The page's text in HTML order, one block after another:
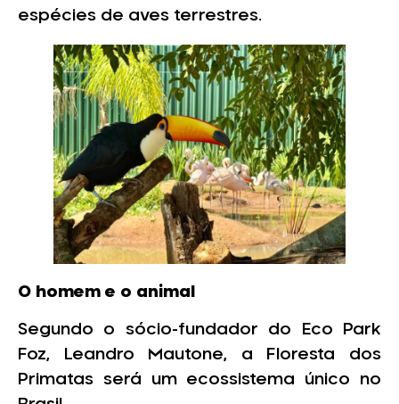
espécies de aves terrestres.
O homem e o animal
Segundo o sócio-fundador do Eco Park
Foz, Leandro Mautone, a Floresta dos
Primatas será um ecossistema único no